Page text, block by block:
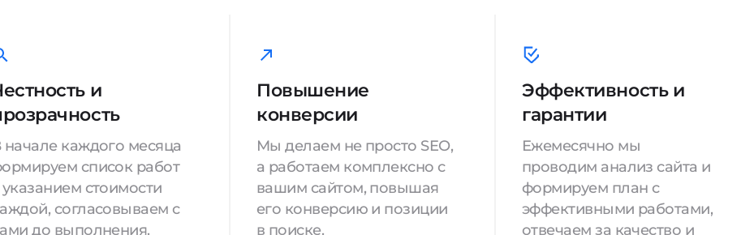
и
начале каждого месяца
список работ
указанием стоимости
согласовываем с
до выполнения.
Повышение
конверсии
Мы делаем не просто SEO,
а работаем комплексно с
вашим сайтом, повышая
его конверсию и позиции
в поиске.
Эффективность и
гарантии
Ежемесячно мы
проводим анализ сайта и
формируем план с
эффективными работами,
отвечаем за качество и